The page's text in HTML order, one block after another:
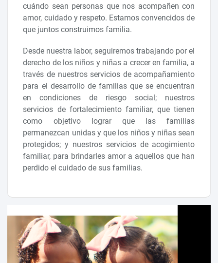
cuándo sean personas que nos acompañen con
amor, cuidado y respeto. Estamos convencidos de
que juntos construimos familia.
Desde nuestra labor, seguiremos trabajando por el
derecho de los niños y niñas a crecer en familia, a
través de nuestros servicios de acompañamiento
para el desarrollo de familias que se encuentran
en condiciones de riesgo social; nuestros
servicios de fortalecimiento familiar, que tienen
como objetivo lograr que las familias
permanezcan unidas y que los niños y niñas sean
protegidos; y nuestros servicios de acogimiento
familiar, para brindarles amor a aquellos que han
perdido el cuidado de sus familias.